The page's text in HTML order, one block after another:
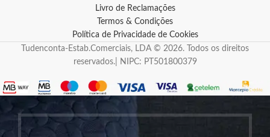
Livro de Reclamações
Termos & Condições
Política de Privacidade de Cookies
Tudenconta-Estab.Comerciais, LDA © 2026. Todos os direitos
reservados.| NIPC: PT501800379